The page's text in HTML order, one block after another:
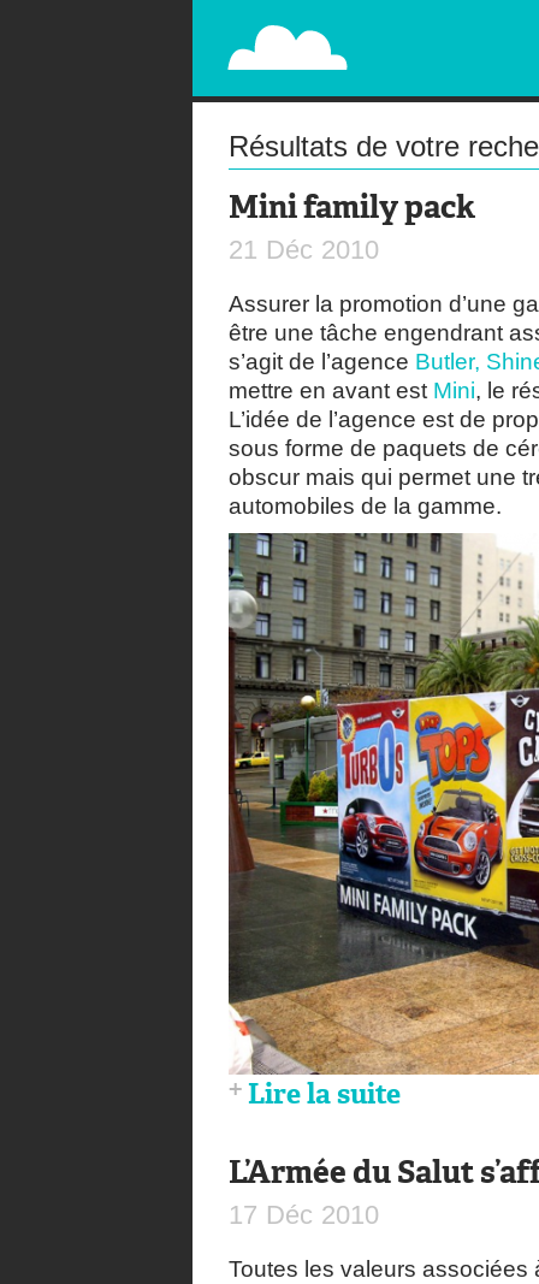
PAPERPLANE
STREET, AMBIENT, GUÉRILLA MARKETING
Résultats de votre
Mini family pack
21 Déc 2010
Assurer la promotion d’une
être une tâche engendrant
s’agit de l’agence Butler,
mettre en avant est Mini, le
L’idée de l’agence est de
sous forme de paquets de
obscur mais qui permet une
automobiles de la gamme.
Lire la suite
L’Armée du Salut
17 Déc 2010
Toutes les valeurs associées